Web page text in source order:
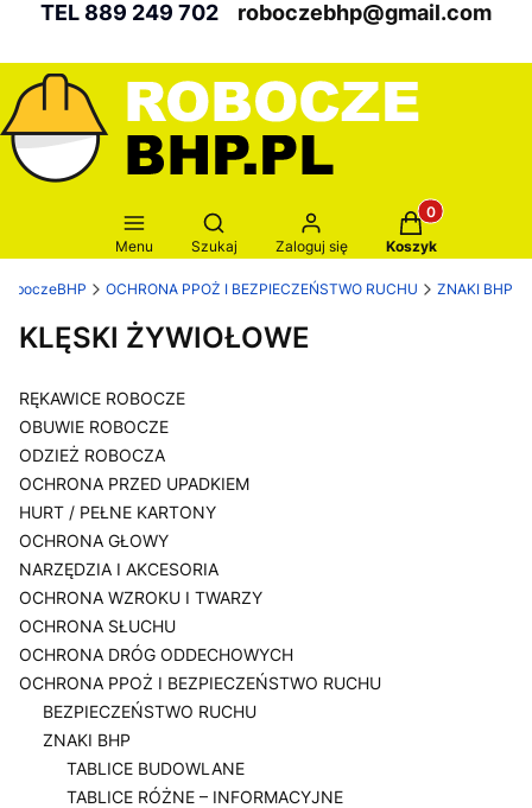
TEL 889 249 702 roboczebhp@gmail.com
Menu
Otwórz wyszukiwarkę
Szukaj Zaloguj się
Produkty w
Koszyk
OCHRONA PPOŻ I BEZPIECZEŃSTWO RUCHU ZNAKI BHP
KLĘSKI ŻYWIOŁOWE
RĘKAWICE ROBOCZE
OBUWIE ROBOCZE
ODZIEŻ ROBOCZA
OCHRONA PRZED UPADKIEM
HURT / PEŁNE KARTONY
OCHRONA GŁOWY
NARZĘDZIA I AKCESORIA
OCHRONA WZROKU I TWARZY
OCHRONA SŁUCHU
OCHRONA DRÓG ODDECHOWYCH
OCHRONA PPOŻ I BEZPIECZEŃSTWO RUCHU
BEZPIECZEŃSTWO RUCHU
ZNAKI BHP
TABLICE BUDOWLANE
TABLICE RÓŻNE – INFORMACYJNE